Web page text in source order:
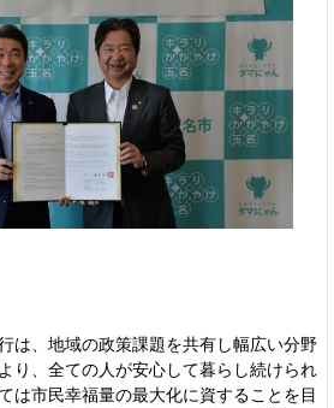
は、地域の政策課題を共有し幅広い分野
り、全ての人が安心して暮らし続けられ
は市民幸福量の最大化に資することを目